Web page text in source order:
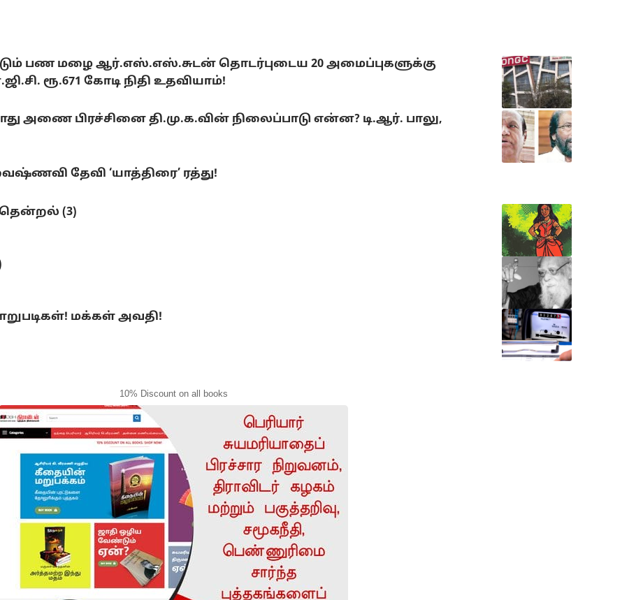
பண மழை ஆர்.எஸ்.எஸ்.சுடன் தொடர்புடைய 20 அமைப்புகளுக்கு
ரூ.671 கோடி நிதி உதவியாம்!
அணை பிரச்சினை தி.மு.க.வின் நிலைப்பாடு என்ன? டி.ஆர். பாலு,
தேவி ‘யாத்திரை’ ரத்து!
(3)
மக்கள் அவதி!
10% Discount on all books